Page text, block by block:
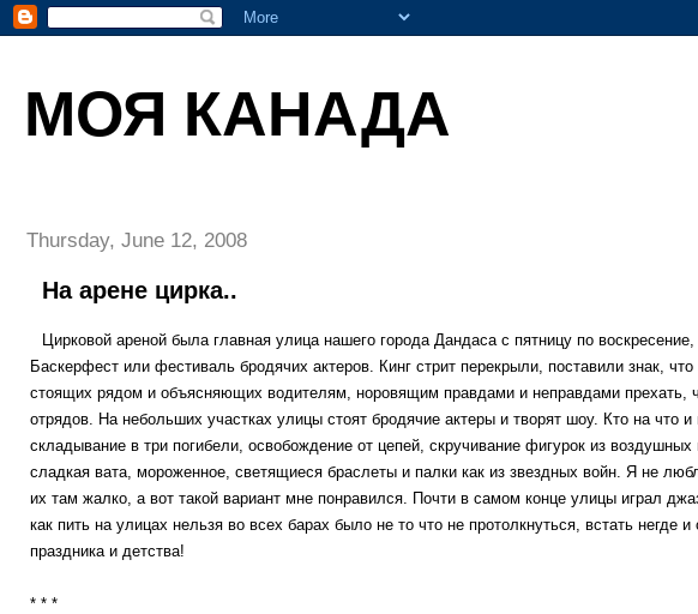
МОЯ КАНАДА
Thursday, June 12, 2008
На арене цирка..
Цирковой ареной была главная улица нашего города Дандаса с пятницу по
Баскерфест или фестиваль бродячих актеров. Кинг стрит перекрыли, поставили знак,
стоящих рядом и объясняющих водителям, норовящим правдами и неправдами прехать,
отрядов. На небольших участках улицы стоят бродячие актеры и творят шоу. Кто на что и
складывание в три погибели, освобождение от цепей, скручивание фигурок из
сладкая вата, мороженное, светящиеся браслеты и палки как из звездных войн. Я не
их там жалко, а вот такой вариант мне понравился. Почти в самом конце улицы играл
как пить на улицах нельзя во всех барах было не то что не протолкнуться, встать
праздника и детства!
* * *